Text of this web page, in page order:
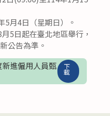
5月4日（星期日）。
5日起在臺北地區舉行，
公告為準。
進僱用人員甄
下
載